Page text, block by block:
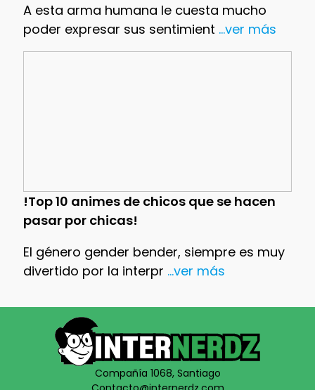
A esta arma humana le cuesta mucho
poder expresar sus sentimient ...ver más
!Top 10 animes de chicos que se hacen
pasar por chicas!
El género gender bender, siempre es muy
divertido por la interpr ...ver más
Compañía 1068, Santiago